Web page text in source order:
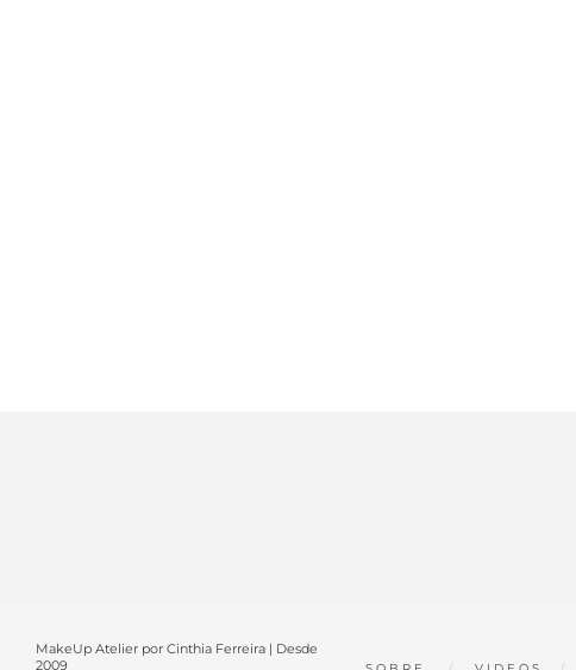
MakeUp Atelier por Cinthia Ferreira | Desde
2009